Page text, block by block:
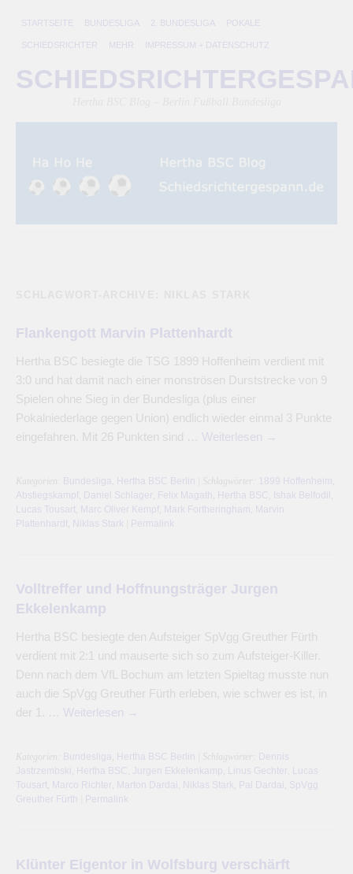
STARTSEITE BUNDESLIGA 2. BUNDESLIGA POKALE
SCHIEDSRICHTER MEHR IMPRESSUM + DATENSCHUTZ
Flankengott Marvin Plattenhardt
Hertha BSC besiegte die TSG 1899 Hoffenheim verdient mit
3:0 und hat damit nach einer monströsen Durststrecke von 9
Spielen ohne Sieg in der Bundesliga (plus einer
Pokalniederlage gegen Union) endlich wieder einmal 3 Punkte
eingefahren. Mit 26 Punkten sind … Weiterlesen →
Kategorien: Bundesliga Hertha BSC Berlin | Schlagwörter: 1899 Hoffenheim
Abstiegskampf Daniel Schlager Felix Magath Hertha BSC Ishak Belfodil
Lucas Tousart Marc Oliver Kempf Mark Fortheringham Marvin
Plattenhardt Niklas Stark Permalink
Volltreffer und Hoffnungsträger Jurgen
Ekkelenkamp
Hertha BSC besiegte den Aufsteiger SpVgg Greuther Fürth
verdient mit 2:1 und mauserte sich so zum Aufsteiger-Killer.
Denn nach dem VfL Bochum am letzten Spieltag musste nun
auch die SpVgg Greuther Fürth erleben, wie schwer es ist, in
der 1. … Weiterlesen →
Kategorien: Bundesliga Hertha BSC Berlin | Schlagwörter: Dennis
Jastrzembski
Hertha BSC Jurgen Ekkelenkamp Linus Gechter
Lucas
Tousart Marco Richter Marton Dardai Niklas Stark Pal Dardai
SpVgg
Greuther Fürth
Permalink
Klünter Eigentor in Wolfsburg verschärft